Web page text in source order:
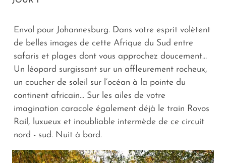
Envol pour Johannesburg. Dans votre esprit volètent
de belles images de cette Afrique du Sud entre
safaris et plages dont vous approchez doucement…
Un léopard surgissant sur un affleurement rocheux,
un coucher de soleil sur l’océan à la pointe du
continent africain… Sur les ailes de votre
imagination caracole également déjà le train Rovos
Rail, luxueux et inoubliable intermède de ce circuit
nord - sud. Nuit à bord.